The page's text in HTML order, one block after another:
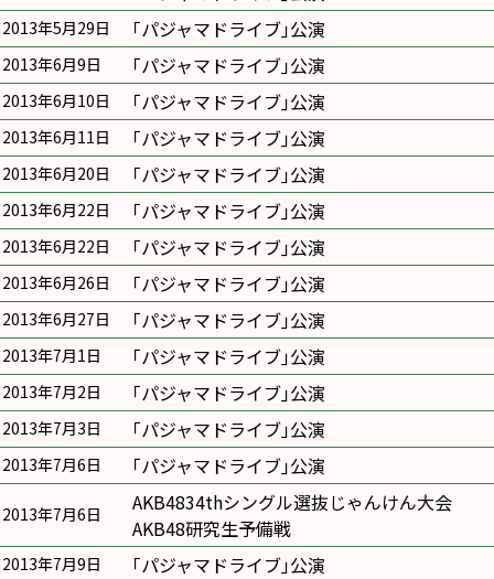
2013年5月29日 ｢パジャマドライブ｣公演
2013年6月9日 ｢パジャマドライブ｣公演
2013年6月10日 ｢パジャマドライブ｣公演
2013年6月11日 ｢パジャマドライブ｣公演
2013年6月20日 ｢パジャマドライブ｣公演
2013年6月22日 ｢パジャマドライブ｣公演
2013年6月22日 ｢パジャマドライブ｣公演
2013年6月26日 ｢パジャマドライブ｣公演
2013年6月27日 ｢パジャマドライブ｣公演
2013年7月1日 ｢パジャマドライブ｣公演
2013年7月2日 ｢パジャマドライブ｣公演
2013年7月3日 ｢パジャマドライブ｣公演
2013年7月6日 ｢パジャマドライブ｣公演
2013年7月6日
AKB4834thシングル選抜じゃんけん大会
AKB48研究生予備戦
2013年7月9日 ｢パジャマドライブ｣公演